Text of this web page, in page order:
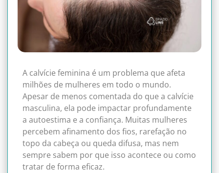
A calvície feminina é um problema que afeta
milhões de mulheres em todo o mundo.
Apesar de menos comentada do que a calvície
masculina, ela pode impactar profundamente
a autoestima e a confiança. Muitas mulheres
percebem afinamento dos fios, rarefação no
topo da cabeça ou queda difusa, mas nem
sempre sabem por que isso acontece ou como
tratar de forma eficaz.